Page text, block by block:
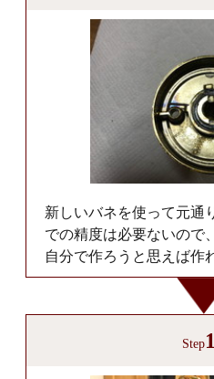
新しいバネを使って元通
での精度は必要ないので
自分で作ろうと思えば作
Step